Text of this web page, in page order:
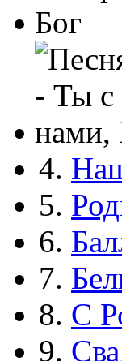
4.
5.
6.
7.
8. С
9.